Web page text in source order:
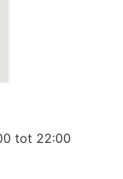
tot 22:00